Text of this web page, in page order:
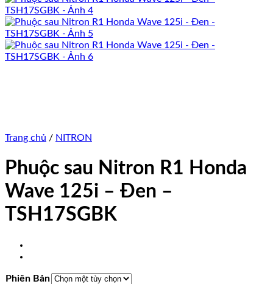
Trang chủ / NITRON
Phuộc sau Nitron R1 Honda
Wave 125i – Đen –
TSH17SGBK
Phiên Bản